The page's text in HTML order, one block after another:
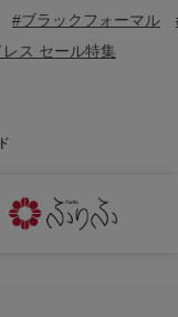
#ブラックフォーマル
ス セール特集